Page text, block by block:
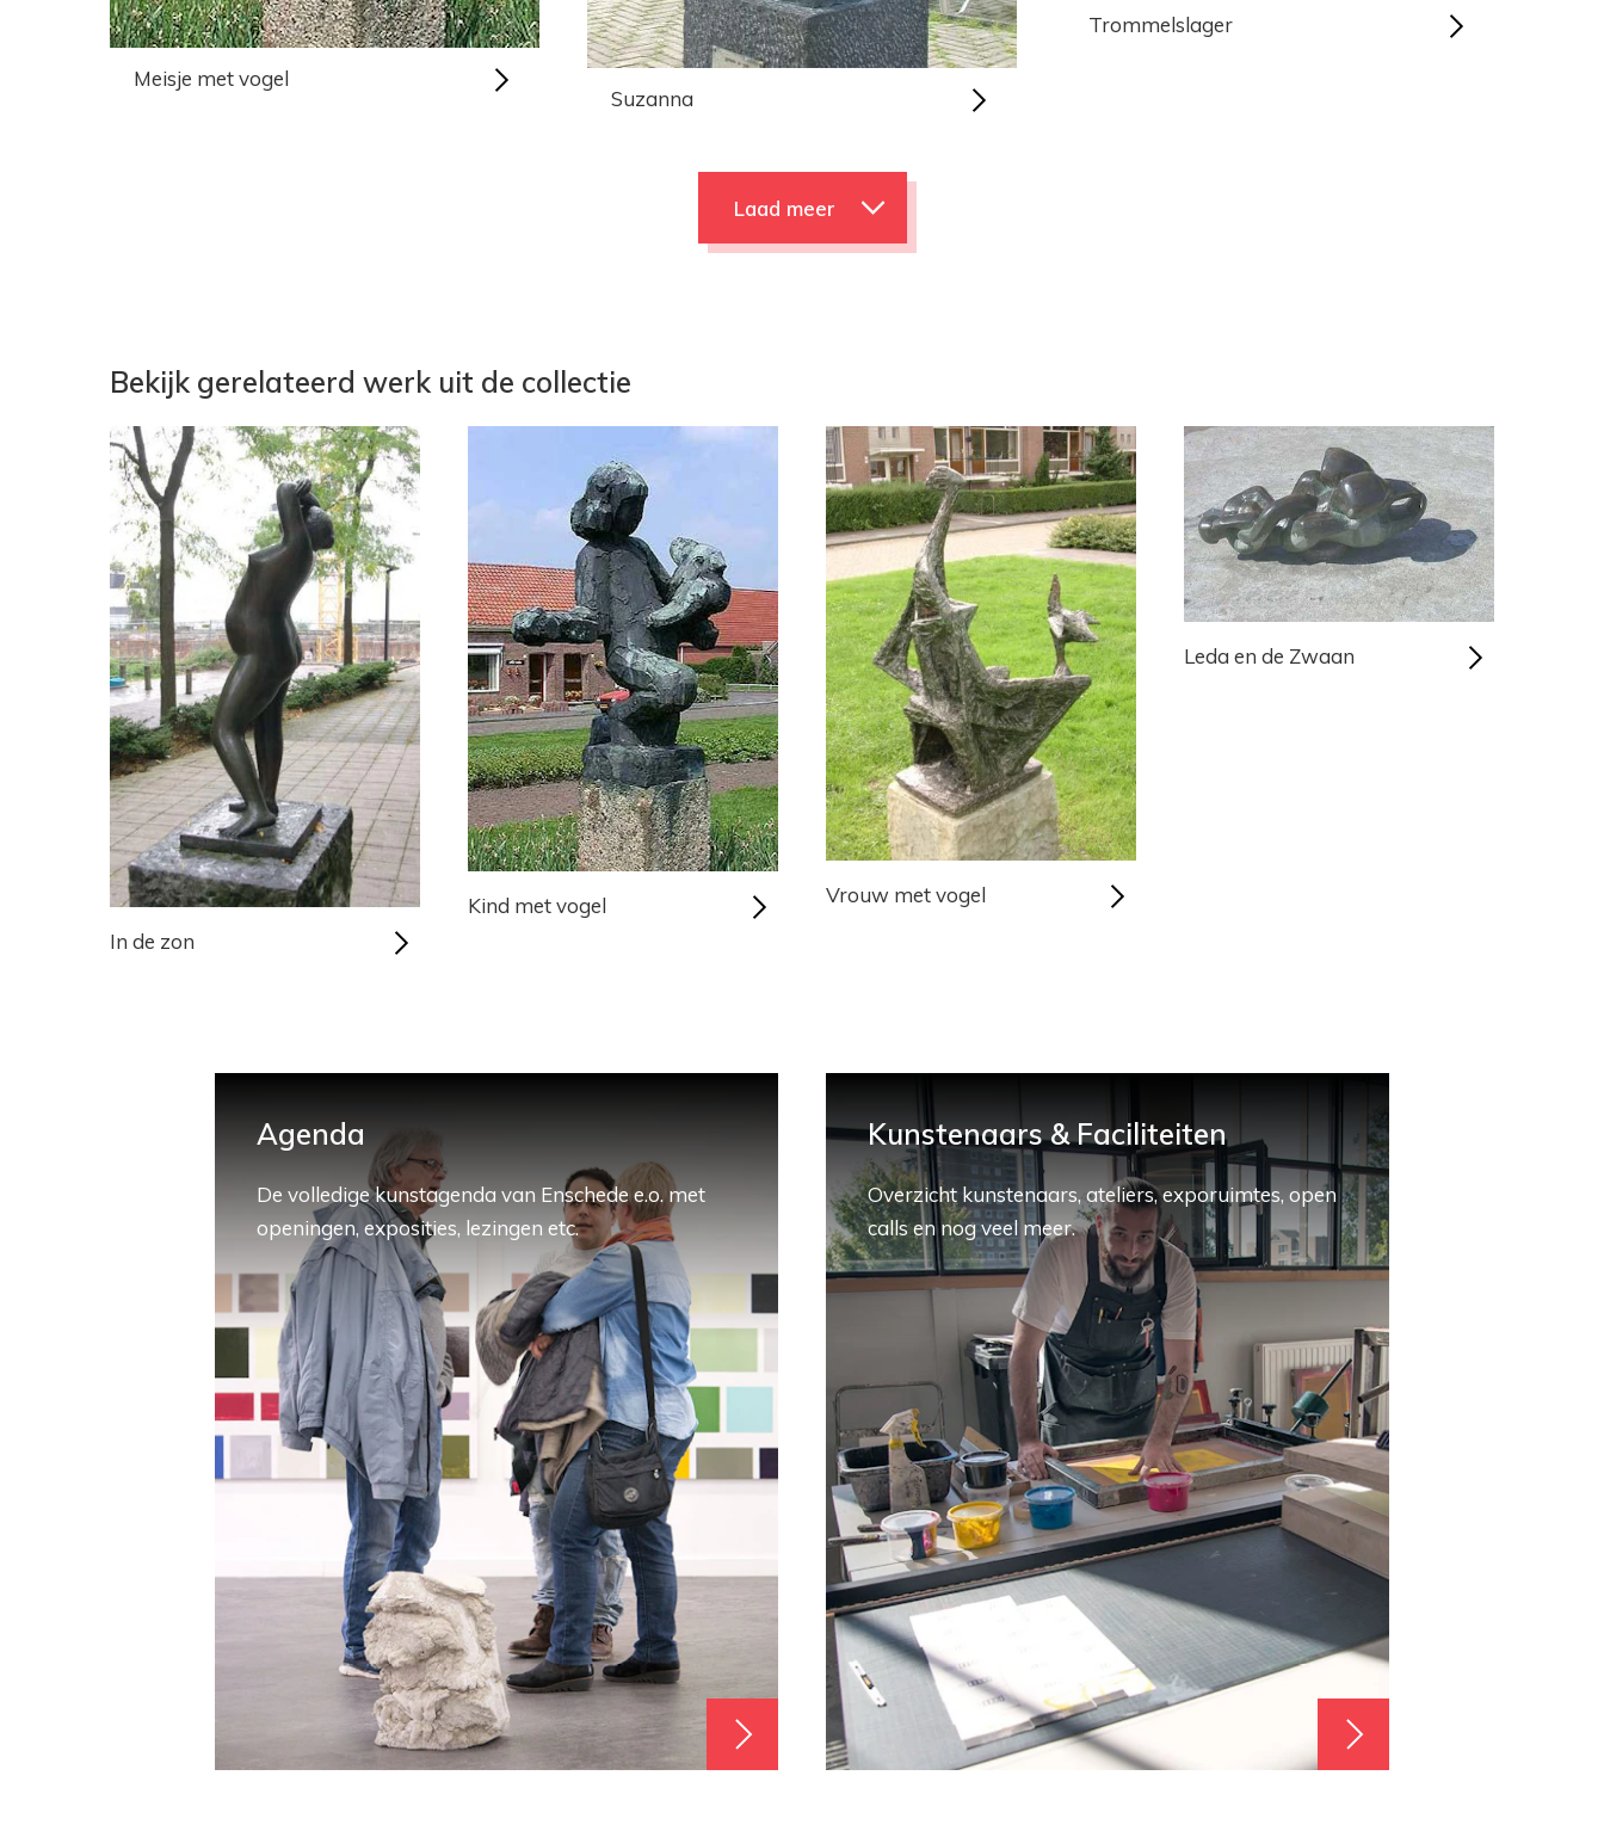
Meisje met vogel
Suzanna
Trommelslager
Laad meer
Bekijk gerelateerd werk uit de collectie
In de zon
Kind met vogel Vrouw met vogel
Leda en de Zwaan
Agenda
De volledige kunstagenda van Enschede e.o. met
openingen, exposities, lezingen etc.
Kunstenaars & Faciliteiten
Overzicht kunstenaars, ateliers, exporuimtes, open
calls en nog veel meer.